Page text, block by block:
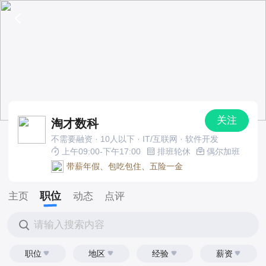
淘才数科 关注
不需要融资 · 10人以下 · IT/互联网 · 软件开发
上午09:00-下午17:00
排班轮休
偶尔加班
带薪年假、包吃包住、五险一金
主页 职位 动态 点评
请输入搜索内容
职位 地区 经验 薪资